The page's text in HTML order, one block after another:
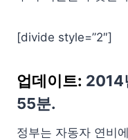
[divide style=”2″]
업데이트: 2014
55분.
정부는 자동자 연비